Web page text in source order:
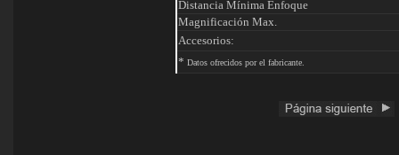
Distancia Mínima Enfoque
Magnificación Max.
Accesorios:
* Datos ofrecidos por el fabricante.